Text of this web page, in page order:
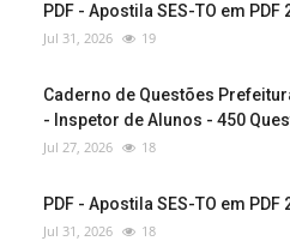
PDF - Apostila SES-TO em
Jul 31, 2026 19
Caderno de Questões
- Inspetor de Alunos - 450
Jul 27, 2026 18
PDF - Apostila SES-TO em
Jul 31, 2026 18